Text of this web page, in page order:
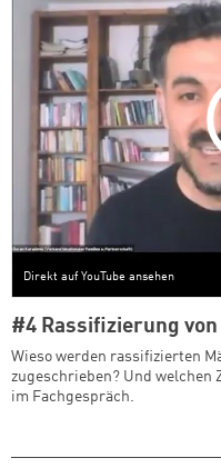
Direkt auf YouTube ansehen
#4 Rassifizierung
Wieso werden rassifizierten
zugeschrieben? Und welchen
im Fachgespräch.